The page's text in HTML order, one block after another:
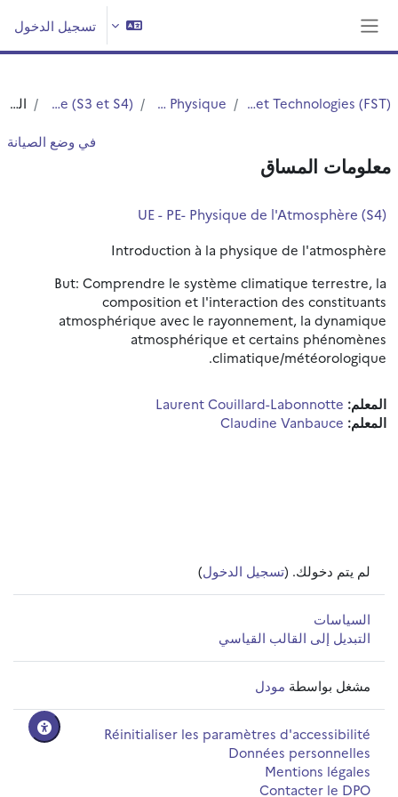
تسجيل الدخول
Faculté des Sciences et Technologies (FST)
Département Physique
Licence Physique (S3 et S4) الملخص
في وضع الصيانة
معلومات المساق
UE - PE- Physique de l'Atmosphère (S4)
Introduction à la physique de l'atmosphère
But: Comprendre le système climatique terrestre, la
composition et l'interaction des constituants
atmosphérique avec le rayonnement, la dynamique
atmosphérique et certains phénomènes
climatique/météorologique.
المعلم: Laurent Couillard-Labonnotte
المعلم: Claudine Vanbauce
لم يتم دخولك. (تسجيل الدخول)
السياسات
التبديل إلى القالب القياسي
مشغل بواسطة مودل
Réinitialiser les paramètres d'accessibilité
Données personnelles
Mentions légales
Contacter le DPO